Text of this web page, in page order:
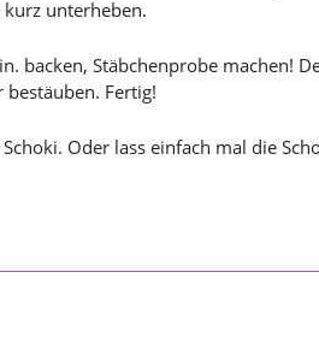
unterheben.
backen, Stäbchenprobe machen!
Fertig!
Oder lass einfach mal die